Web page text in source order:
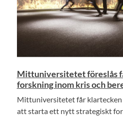
Mittuniversitetet föreslås
forskning inom kris och
Mittuniversitetet får klartecken
att starta ett nytt strategiskt